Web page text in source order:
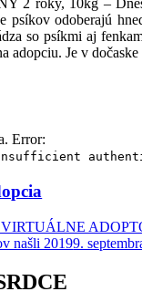
psíkov odoberajú
so psíkmi aj
adopciu. Je v
Error:
našli 20199.